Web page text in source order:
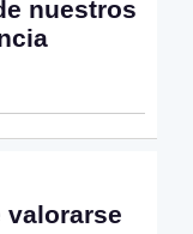
nuestros
valorarse